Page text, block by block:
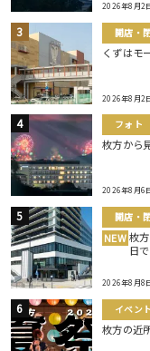
2026年8月2
開店・
くずはモ
2026年8月2
フォト
枚方から
2026年8月6
開店・
NEW 枚
日
2026年8月8
イベント
枚方の近